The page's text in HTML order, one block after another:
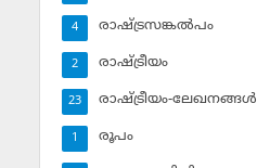
രാഷ്ട്രസങ്കല്‍പം
4
രാഷ്ട്രീയം
2
രാഷ്ട്രീയം-ലേഖനങ്ങള്‍
23
രൂപം
1